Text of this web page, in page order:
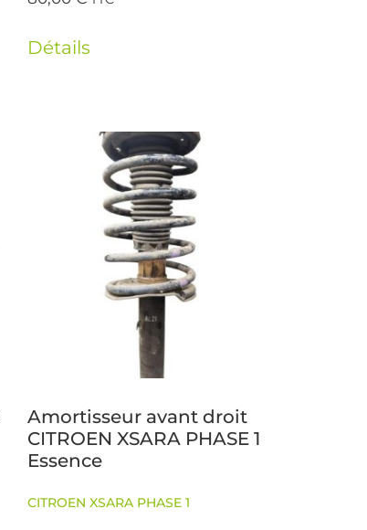
Détails
Amortisseur avant droit
CITROEN XSARA PHASE 1
Essence
CITROEN XSARA PHASE 1